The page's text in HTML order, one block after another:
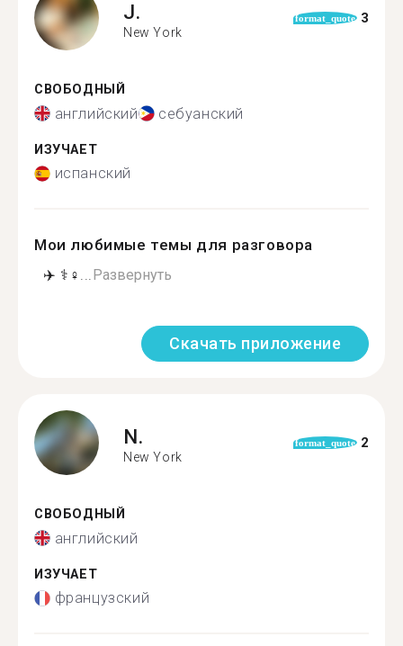
J.
New York
format_quote 3
СВОБОДНЫЙ
английский себуанский
ИЗУЧАЕТ
испанский
Мои любимые темы для разговора
️ ️️ ✈️ ⚕️️‍♀...Развернуть
Скачать приложение
N.
New York
format_quote 2
СВОБОДНЫЙ
английский
ИЗУЧАЕТ
французский